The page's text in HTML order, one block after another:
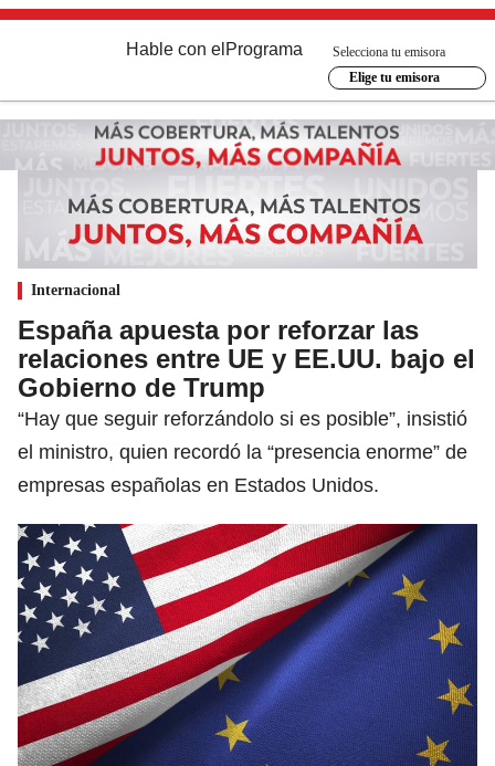
Hable con el Programa
Selecciona tu emisora
Elige tu emisora
Internacional
España apuesta por reforzar las
relaciones entre UE y EE.UU. bajo el
Gobierno de Trump
“Hay que seguir reforzándolo si es posible”, insistió
el ministro, quien recordó la “presencia enorme” de
empresas españolas en Estados Unidos.